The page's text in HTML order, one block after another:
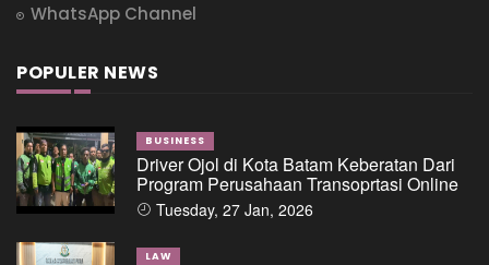
WhatsApp Channel
POPULER NEWS
BUSINESS
Driver Ojol di Kota Batam Keberatan Dari
Program Perusahaan Transoprtasi Online
Tuesday, 27 Jan, 2026
LAW